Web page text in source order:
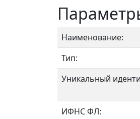
Наименование:
Тип:
Уникальный
ИФНС ФЛ: